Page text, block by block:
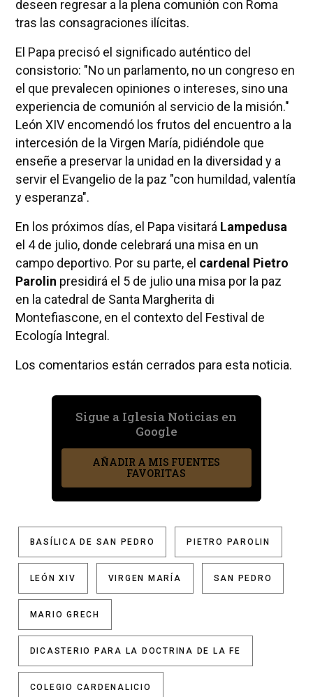
deseen regresar a la plena comunión con Roma
tras las consagraciones ilícitas.
El Papa precisó el significado auténtico del
consistorio: "No un parlamento, no un congreso en
el que prevalecen opiniones o intereses, sino una
experiencia de comunión al servicio de la misión."
León XIV encomendó los frutos del encuentro a la
intercesión de la Virgen María, pidiéndole que
enseñe a preservar la unidad en la diversidad y a
servir el Evangelio de la paz "con humildad, valentía
y esperanza".
En los próximos días, el Papa visitará Lampedusa
el 4 de julio, donde celebrará una misa en un
campo deportivo. Por su parte, el cardenal Pietro
Parolin presidirá el 5 de julio una misa por la paz
en la catedral de Santa Margherita di
Montefiascone, en el contexto del Festival de
Ecología Integral.
Los comentarios están cerrados para esta noticia.
Sigue a Iglesia Noticias en
Google
AÑADIR A MIS FUENTES
FAVORITAS
BASÍLICA DE SAN PEDRO PIETRO PAROLIN
LEÓN XIV VIRGEN MARÍA SAN PEDRO
MARIO GRECH
DICASTERIO PARA LA DOCTRINA DE LA FE
COLEGIO CARDENALICIO